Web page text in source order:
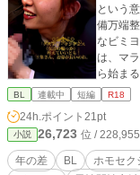
という
備万端
なビミヨ
は、マ
ら始ま
BL 連載中 短編 R18
24h.ポイント 21pt
小説 26,723 位 /
年の差 BL ホモセク